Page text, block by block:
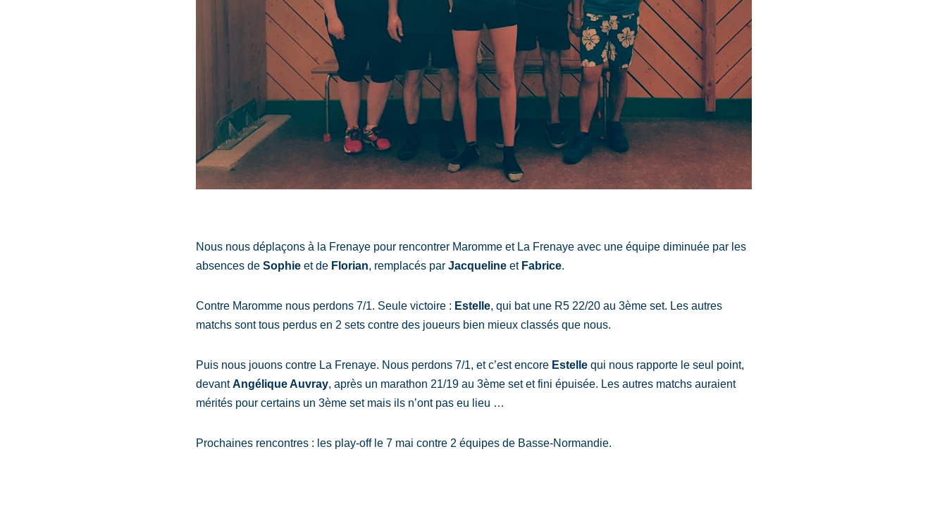
Nous nous déplaçons à la Frenaye pour rencontrer Maromme et La Frenaye avec une équipe diminuée par les
absences de Sophieet de Florian, remplacés par Jacquelineet Fabrice.
Contre Maromme nous perdons 7/1. Seule victoire : Estelle, qui bat une R5 22/20 au 3ème set. Les autres
matchs sont tous perdus en 2 sets contre des joueurs bien mieux classés que nous.
Puis nous jouons contre La Frenaye. Nous perdons 7/1, et c’est encore Estellequi nous rapporte le seul point,
devantAngélique Auvray, après un marathon 21/19 au 3ème set et fini épuisée. Les autres matchs auraient
mérités pour certains un 3ème set mais ils n’ont pas eu lieu …
Prochaines rencontres : les play-off le 7 mai contre 2 équipes de Basse-Normandie.